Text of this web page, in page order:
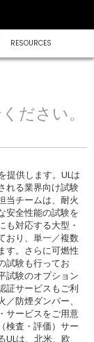
RESOURCES
ださい。
提供します。ULは
れる業界向け試験
当チームは、耐火
安全性能の試験を
対応する大型・
おり、単一／複数
す。さらに可燃性
試験も行ってお
試験のオプション
証サービスもご利
防煙ダンパー、
サービスをご用意
検査・評価）サー
ULは、北米、欧